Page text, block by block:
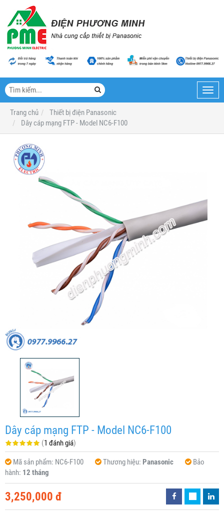
Trang chủ
Thiết bị điện Panasonic
Dây cáp mạng FTP - Model NC6-F100
Dây cáp mạng FTP - Model NC6-F100
(1 đánh giá)
Mã sản phẩm: NC6-F100 Thương hiệu: Panasonic
Bảo
hành: 12 tháng
3,250,000 đ